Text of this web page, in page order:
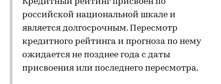
российской национальной шкале и
является долгосрочным. Пересмотр
кредитного рейтинга и прогноза по нему
ожидается не позднее года с даты
присвоения или последнего пересмотра.